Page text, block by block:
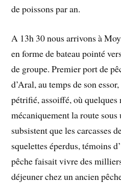
de poissons par an.
A 13h 30 nous arrivons à
en forme de bateau pointé
de groupe. Premier port de
d’Aral, au temps de son
pétrifié, assoiffé, où quelques
mécaniquement la route
subsistent que les carcasses
squelettes éperdus, témoins
pêche faisait vivre des
déjeuner chez un ancien